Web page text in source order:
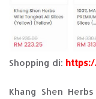
Shopping di:
Khang Shen